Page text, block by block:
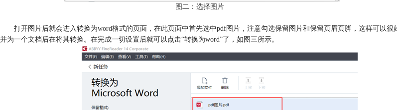
图二：选择图片
打开图片后就会进入转换为word格式的页面，在此页面中首先选中pdf图片，注意勾选保留图片和保留页眉页脚，这样可以很
并为一个文档后在将其转换。在完成一切设置后就可以点击“转换为word”了，如图三所示。